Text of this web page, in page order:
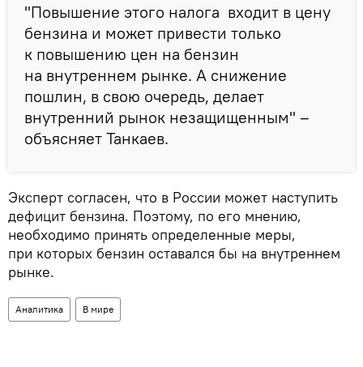
"Повышение этого налога входит в цену
бензина и может привести только
к повышению цен на бензин
на внутреннем рынке. А снижение
пошлин, в свою очередь, делает
внутренний рынок незащищенным" –
объясняет Танкаев.
Эксперт согласен, что в России может наступить
дефицит бензина. Поэтому, по его мнению,
необходимо принять определенные меры,
при которых бензин оставался бы на внутреннем
рынке.
Аналитика В мире